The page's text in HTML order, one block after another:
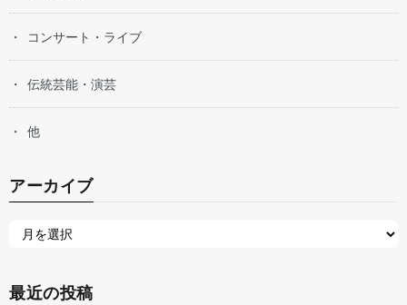
コンサート・ライブ
伝統芸能・演芸
他
アーカイブ
最近の投稿